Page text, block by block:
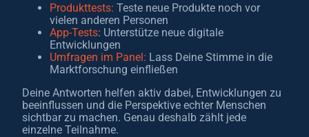
Produkttests: Teste neue Produkte noch vor
vielen anderen Personen
App-Tests: Unterstütze neue digitale
Entwicklungen
Umfragen im Panel: Lass Deine Stimme in die
Marktforschung einfließen
Deine Antworten helfen aktiv dabei, Entwicklungen zu
beeinflussen und die Perspektive echter Menschen
sichtbar zu machen. Genau deshalb zählt jede
einzelne Teilnahme.